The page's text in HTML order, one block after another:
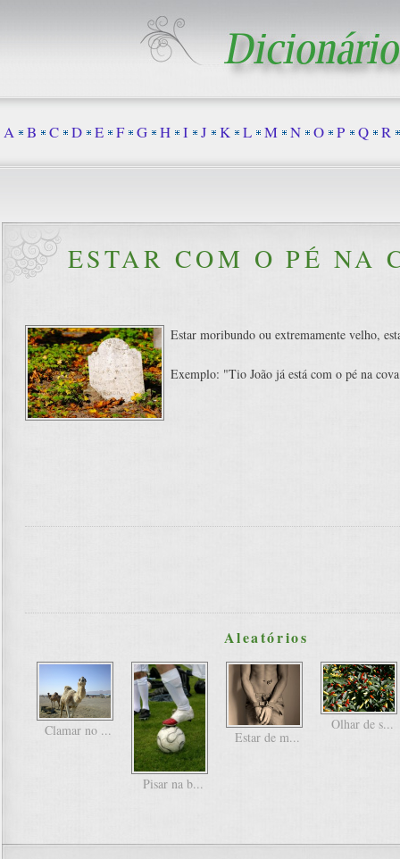
ESTAR COM O PÉ NA
Estar moribundo ou extremamente velho,
Exemplo: "Tio João já está com o pé na
Aleatórios
Clamar no ...
Pisar na b...
Estar de m...
Olhar de s...
A B C D E F G H I J K L M N O P Q R